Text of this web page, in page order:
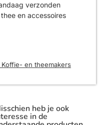
verzonden
en accessoires
Koffie- en theemakers
heb je ook
in de